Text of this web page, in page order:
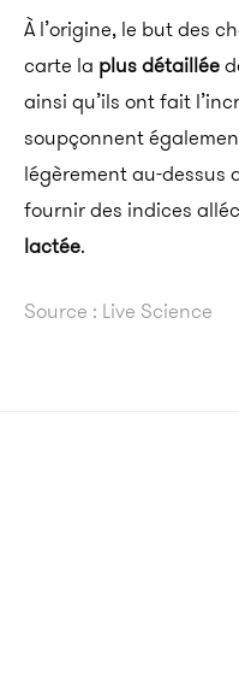
À l’origine, le but des
carte la plus détaillée
ainsi qu’ils ont fait
soupçonnent
légèrement au-
fournir des indices
lactée.
Source : Live Science